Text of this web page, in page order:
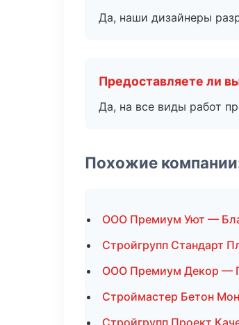
Да, наши дизайнеры
Предоставляете ли
Да, на все виды работ
Похожие
ООО Премиум Уют —
Стройгрупп Стандарт
ООО Премиум Декор —
Строймастер Бетон
Стройгрупп Проект